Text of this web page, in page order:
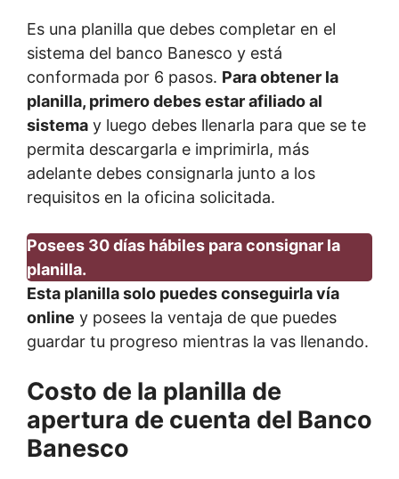
Es una planilla que debes completar en el
sistema del banco Banesco y está
conformada por 6 pasos. Para obtener la
planilla, primero debes estar afiliado al
sistema y luego debes llenarla para que se te
permita descargarla e imprimirla, más
adelante debes consignarla junto a los
requisitos en la oficina solicitada.
Posees 30 días hábiles para consignar la
planilla.
Esta planilla solo puedes conseguirla vía
online y posees la ventaja de que puedes
guardar tu progreso mientras la vas llenando.
Costo de la planilla de
apertura de cuenta del Banco
Banesco